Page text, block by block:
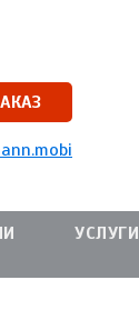
УСЛУГИ